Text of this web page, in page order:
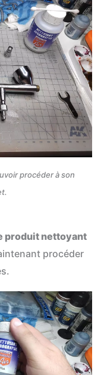
procéder à son
produit nettoyant
procéder